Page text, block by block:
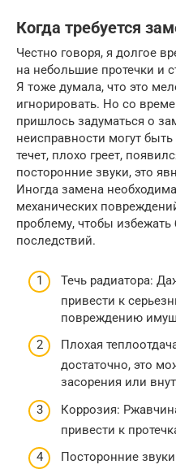
Когда требуется
Честно говоря, я долгое
на небольшие протечки и
Я тоже думала, что это
игнорировать. Но со
пришлось задуматься о
неисправности могут
течет, плохо греет,
посторонние звуки, это
Иногда замена
механических
проблему, чтобы избежать
последствий.
Течь радиатора:
привести к
повреждению
Плохая
достаточно, это
засорения или
Коррозия:
привести к
Посторонние